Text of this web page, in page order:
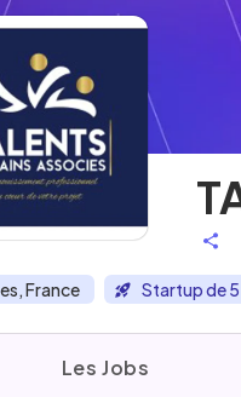
France Startup de
Les Jobs